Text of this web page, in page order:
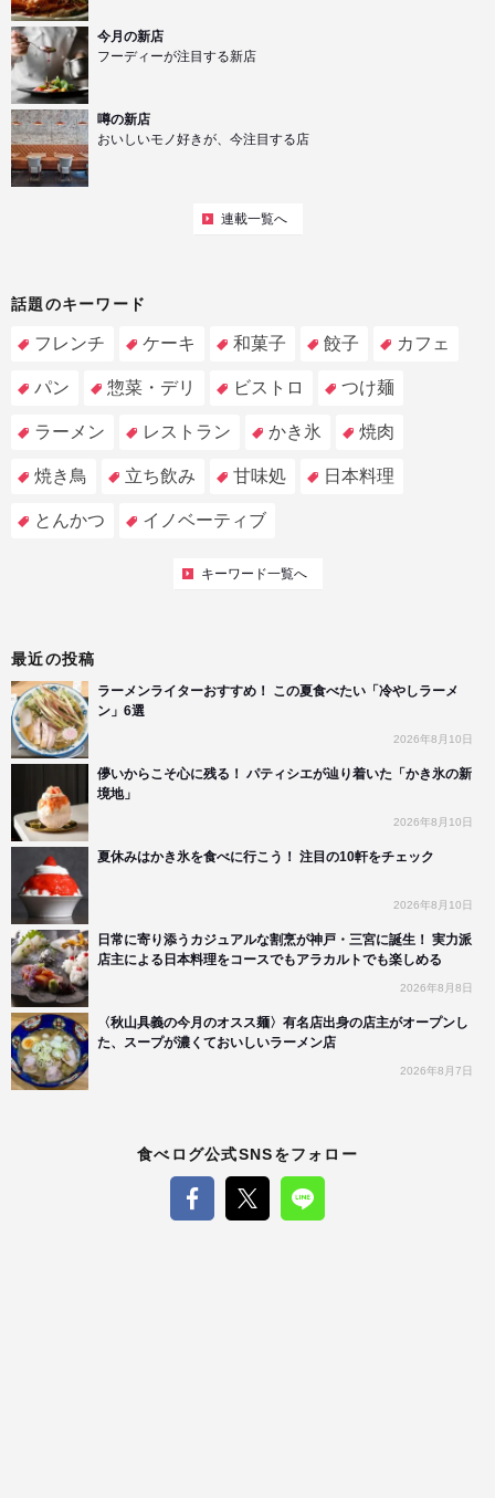
今月の新店
フーディーが注目する新店
噂の新店
おいしいモノ好きが、今注目する店
連載一覧へ
話題のキーワード
フレンチ ケーキ 和菓子 餃子 カフェ
パン 惣菜・デリ ビストロ つけ麺
ラーメン レストラン かき氷 焼肉
焼き鳥 立ち飲み 甘味処 日本料理
とんかつ イノベーティブ
キーワード一覧へ
最近の投稿
ラーメンライターおすすめ！ この夏食べたい「冷やしラーメ
ン」6選
2026年8月10日
儚いからこそ心に残る！ パティシエが辿り着いた「かき氷の新
境地」
2026年8月10日
夏休みはかき氷を食べに行こう！ 注目の10軒をチェック
2026年8月10日
日常に寄り添うカジュアルな割烹が神戸・三宮に誕生！ 実力派
店主による日本料理をコースでもアラカルトでも楽しめる
2026年8月8日
〈秋山具義の今月のオスス麺〉有名店出身の店主がオープンし
た、スープが濃くておいしいラーメン店
2026年8月7日
食べログ公式SNSをフォロー